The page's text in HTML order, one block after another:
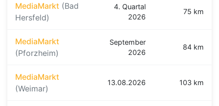
MediaMarkt (Bad
Hersfeld)
4. Quartal
2026
75 km
MediaMarkt
(Pforzheim)
September
2026
84 km
MediaMarkt
(Weimar)
13.08.2026 103 km